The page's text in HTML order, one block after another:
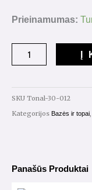
Prieinamumas:
produkto
Cover
Base
Nr.012
30ml.
Į
SKU Tonal-30-012
Kategorijos Bazės ir topai,
Panašūs Produktai